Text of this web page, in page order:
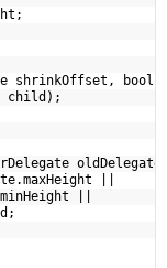
shrinkOffset, bool
child);
||
||